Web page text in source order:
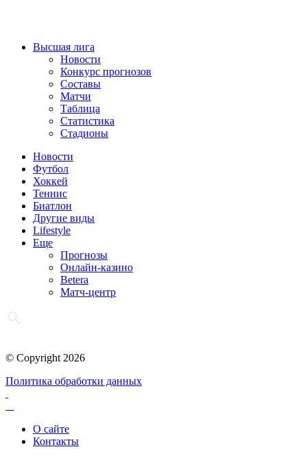
Высшая лига
Новости
Конкурс прогнозов
Составы
Матчи
Таблица
Статистика
Стадионы
Новости
Футбол
Хоккей
Теннис
Биатлон
Другие виды
Lifestyle
Еще
Прогнозы
Онлайн-казино
Betera
Матч-центр
© Copyright 2026
Политика обработки данных
О сайте
Контакты